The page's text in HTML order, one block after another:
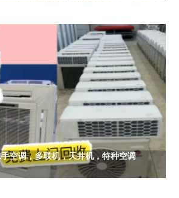
空调，多联机，天井机，特种空调